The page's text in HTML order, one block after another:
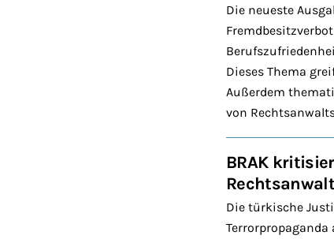
Die neueste
Dieses Thema
Außerdem
von
BRAK
Die türkische